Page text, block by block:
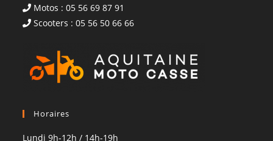
Motos : 05 56 69 87 91
Scooters : 05 56 50 66 66
Horaires
Lundi 9h-12h / 14h-19h